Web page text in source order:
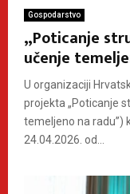
Gospodarstvo
„Poticanje
učenje
U organizaciji
projekta „Poticanje
temeljeno na radu”)
24.04.2026. od...